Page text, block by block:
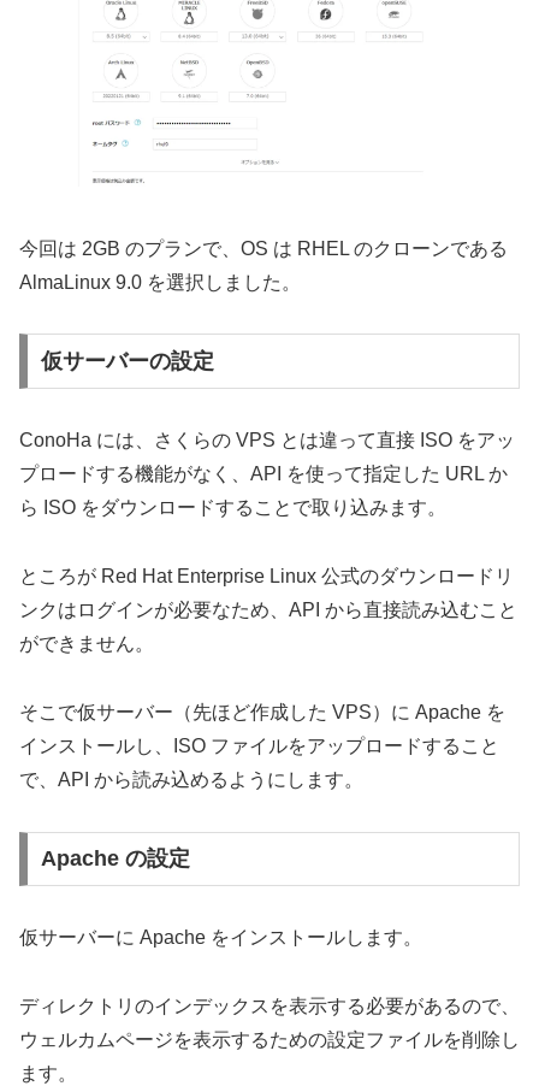
今回は 2GB のプランで、OS は RHEL のクローンである
AlmaLinux 9.0 を選択しました。
仮サーバーの設定
ConoHa には、さくらの VPS とは違って直接 ISO をアッ
プロードする機能がなく、API を使って指定した URL か
ら ISO をダウンロードすることで取り込みます。
ところが Red Hat Enterprise Linux 公式のダウンロードリ
ンクはログインが必要なため、API から直接読み込むこと
ができません。
そこで仮サーバー（先ほど作成した VPS）に Apache を
インストールし、ISO ファイルをアップロードすること
で、API から読み込めるようにします。
Apache の設定
仮サーバーに Apache をインストールします。
ディレクトリのインデックスを表示する必要があるので、
ウェルカムページを表示するための設定ファイルを削除し
ます。